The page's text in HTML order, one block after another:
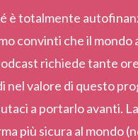
è totalmente
convinti che il
richiede tante
nel valore di questo
a portarlo avanti.
più sicura al mondo